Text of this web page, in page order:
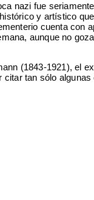
nazi fue
y artístico
cuenta con
aunque no
(1843-1921), el
citar tan sólo algunas